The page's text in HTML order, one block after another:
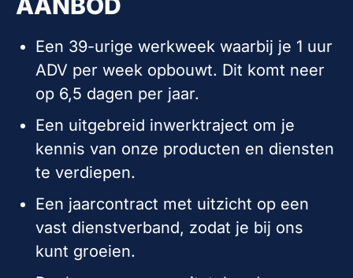
AANBOD
Een 39-urige werkweek waarbij je 1 uur
ADV per week opbouwt. Dit komt neer
op 6,5 dagen per jaar.
Een uitgebreid inwerktraject om je
kennis van onze producten en diensten
te verdiepen.
Een jaarcontract met uitzicht op een
vast dienstverband, zodat je bij ons
kunt groeien.